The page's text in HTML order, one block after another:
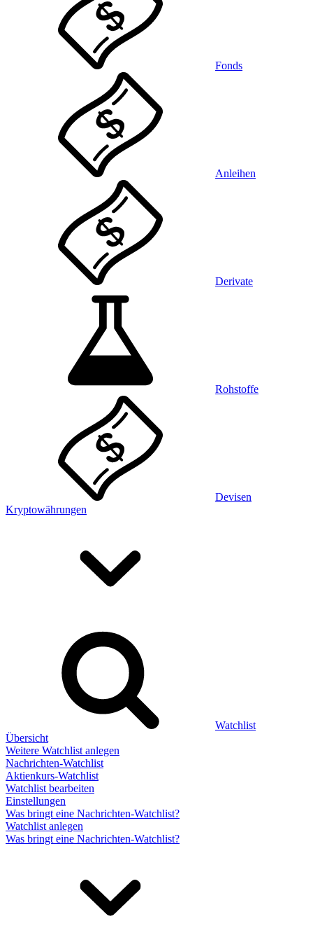
Fonds
Anleihen
Derivate
Rohstoffe
Devisen
Kryptowährungen
Watchlist
Übersicht
Weitere Watchlist anlegen
Nachrichten-Watchlist
Aktienkurs-Watchlist
Watchlist bearbeiten
Einstellungen
Was bringt eine Nachrichten-Watchlist?
Watchlist anlegen
Was bringt eine Nachrichten-Watchlist?